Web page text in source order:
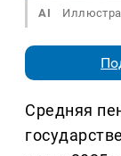
AI
Средняя